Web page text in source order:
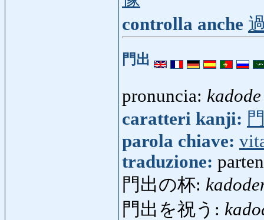
controlla anche
門出
pronuncia: kadode
caratteri kanji:
parola chiave:
traduzione:
門出の杯:
門出を祝う: